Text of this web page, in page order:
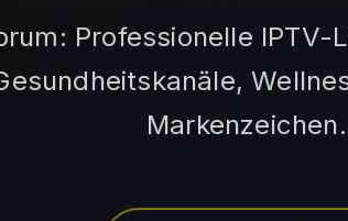
Professionelle
Markenzeichen.